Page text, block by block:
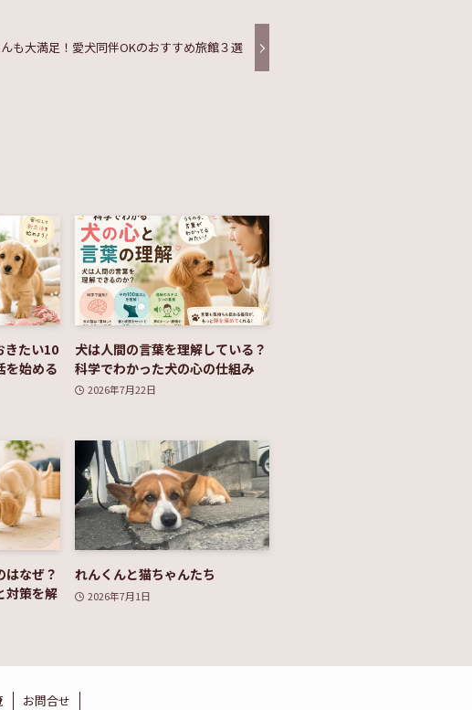
も大満足！愛犬同伴OKのおすすめ旅館３選
きたい10
を始める
犬は人間の言葉を理解している？
科学でわかった犬の心の仕組み
2026年7月22日
はなぜ？
対策を解
れんくんと猫ちゃんたち
2026年7月1日
お問合せ